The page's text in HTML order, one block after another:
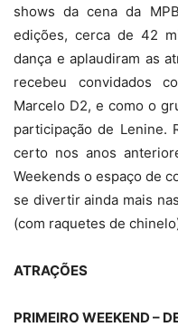
shows da cena da
edições, cerca de 42
dança e aplaudiram as
recebeu convidados
Marcelo D2, e como o
participação de Lenine.
certo nos anos
Weekends o espaço de
se divertir ainda mais
(com raquetes de
ATRAÇÕES
PRIMEIRO WEEKEND –